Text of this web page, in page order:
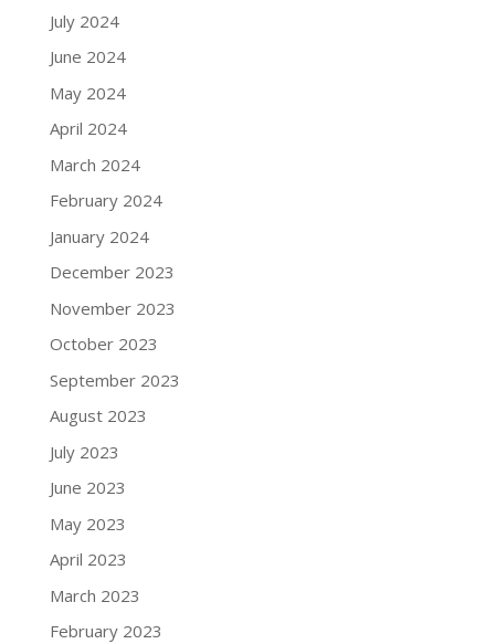
July 2024
June 2024
May 2024
April 2024
March 2024
February 2024
January 2024
December 2023
November 2023
October 2023
September 2023
August 2023
July 2023
June 2023
May 2023
April 2023
March 2023
February 2023